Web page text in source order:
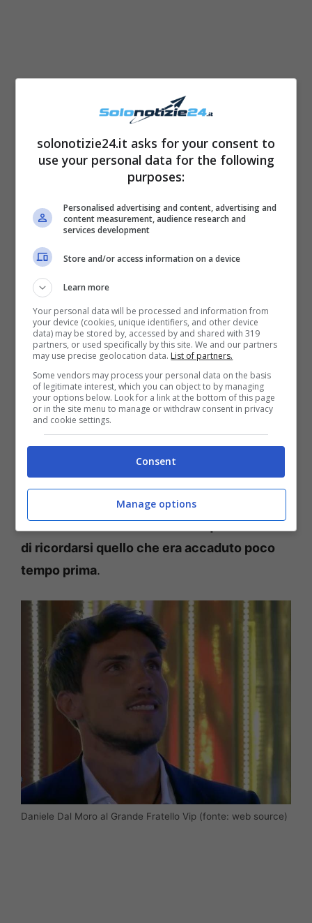
Daniele ha quindi rivelato di non poter dare
Signorini ha preferito cosìnon parlare di
la preoccupazione di tutti i suoi fan.
Perchè Dal Moro è stato
ricoverato?
Dopo la scorsa puntata del
Grande Fratello
Vip , c’è però stato un confronto tra Daniele
ed Edorardo. Quest’ultimo ha infatti svelato di
essere rimasto deluso a causa di alcune
dichiarazioni fatte da Dal Moro nel
confessionale. I due gieffini si sono quindi
mostrati un po’ alterati, e Daniele ha cercato
intanto – in tutti i modi –di tranquillizzarsi e
di ricordarsi quello che era accaduto poco
tempo prima.
Daniele Dal Moro al Grande Fratello Vip (fonte: web source)
solonotizie24.it asks for your consent to
use your personal data for the following
purposes:
Personalised advertising and content, advertising and
content measurement, audience research and
services development
Store and/or access information on a device
Learn more
Your personal data will be processed and information from
your device (cookies, unique identifiers, and other device
data) may be stored by, accessed by and shared with 319
partners, or used specifically by this site. We and our partners
may use precise geolocation data. List of partners.
Some vendors may process your personal data on the basis
of legitimate interest, which you can object to by managing
your options below. Look for a link at the bottom of this page
or in the site menu to manage or withdraw consent in privacy
and cookie settings.
Consent
Manage options